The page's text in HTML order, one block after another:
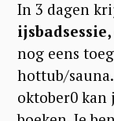
In 3 dagen
nog eens
hottub/
oktober0 kan